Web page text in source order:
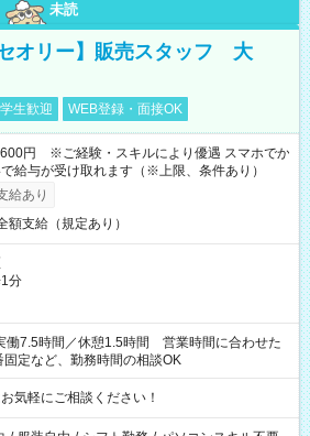
未読
オリー】販売スタッフ 大
生歓迎 WEB登録・面接OK
円 ※ご経験・スキルにより優遇 スマホでか
給与が受け取れます（※上限、条件あり）
給あり
額支給（規定あり）
分
定など、勤務時間の相談OK
気軽にご相談ください！